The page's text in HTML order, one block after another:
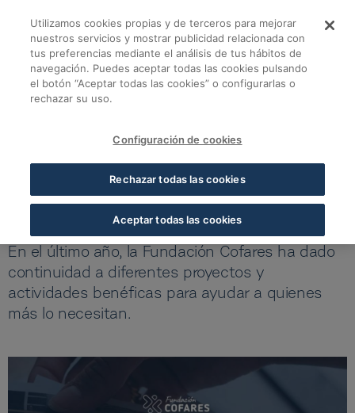
Fundación Cofares
Volver a noticias Fundación
Fundación Cofares rememora
un 2025 lleno de solidaridad
En el último año, la Fundación Cofares ha dado
continuidad a diferentes proyectos y
actividades benéficas para ayudar a quienes
más lo necesitan.
Utilizamos cookies propias y de terceros para mejorar
nuestros servicios y mostrar publicidad relacionada con
tus preferencias mediante el análisis de tus hábitos de
navegación. Puedes aceptar todas las cookies pulsando
el botón “Aceptar todas las cookies” o configurarlas o
rechazar su uso.
Configuración de cookies
Rechazar todas las cookies
Aceptar todas las cookies